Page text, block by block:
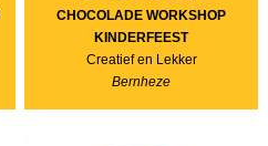
CHOCOLADE WORKSHOP
KINDERFEEST
Creatief en Lekker
Bernheze